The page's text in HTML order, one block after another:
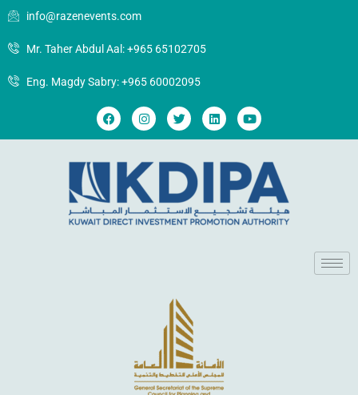
info@razenevents.com
Mr. Taher Abdul Aal: +965 65102705
Eng. Magdy Sabry: +965 60002095